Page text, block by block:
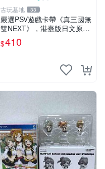
古玩基地 33
嚴選PSV遊戲卡帶《真三國無
雙NEXT》，港臺版日文原
裝，實測無卡損可順利遊玩。
包裝略舊，如圖所示實物呈
$410